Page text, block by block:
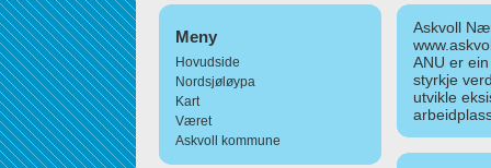
Meny
Hovudside
Nordsjøløypa
Kart
Været
Askvoll kommune
Askvoll
ANU er
styrkje
utvikle